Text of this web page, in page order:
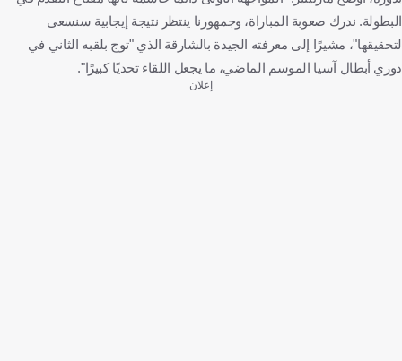
البطولة. ندرك صعوبة المباراة، وجمهورنا ينتظر نتيجة إيجابية سنسعى
لتحقيقها"، مشيرًا إلى معرفته الجيدة بالشارقة الذي "توج بلقبه الثاني في
دوري أبطال آسيا الموسم الماضي، ما يجعل اللقاء تحديًا كبيرًا".
إعلان